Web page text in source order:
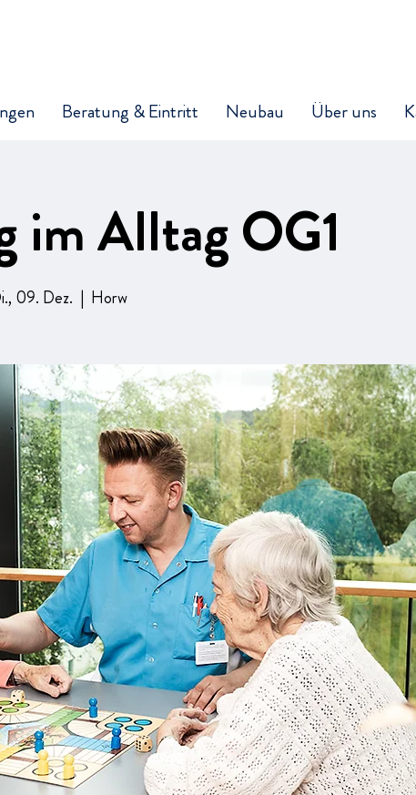
Beratung & Eintritt Neubau Über uns
im Alltag OG1
09. Dez.
  |
Horw